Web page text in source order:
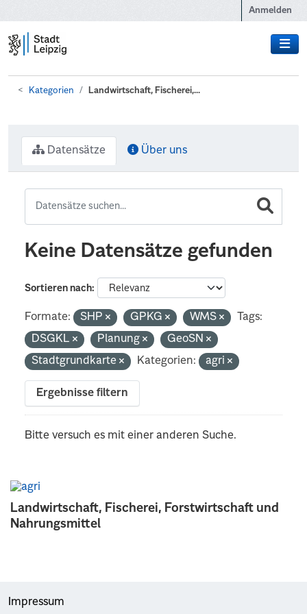
Anmelden
Kategorien Landwirtschaft, Fischerei,...
Landwirtschaft, Fischerei, Forstwirtschaft und
Nahrungsmittel
Datensätze Über uns
Keine Datensätze gefunden
Sortieren nach
Formate: SHP GPKG WMS
Tags:
DSGKL
Planung
GeoSN
Stadtgrundkarte
Kategorien: agri
Ergebnisse filtern
Bitte versuch es mit einer anderen Suche.
Impressum